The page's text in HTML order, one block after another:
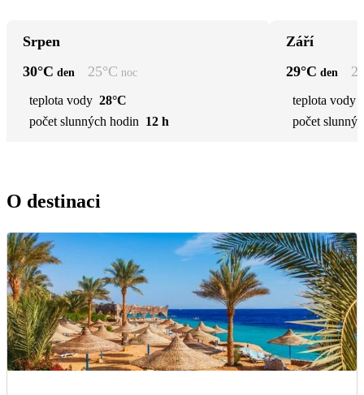
Srpen
30°C den 25°C noc
teplota vody 28°C
počet slunných hodin 12 h
Září
29°C den
teplota vody
počet
O destinaci